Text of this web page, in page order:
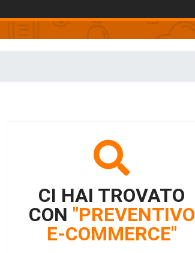
CI HAI TROVATO
CON "PREVENTIVO
E-COMMERCE"